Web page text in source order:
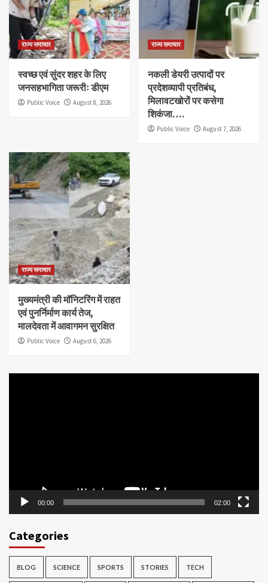
राज्य समाचार
स्वच्छ एवं सुंदर शहर के लिए
जनसहभागिता जरूरीः डीएम
Public Voice August 8, 2026
राज्य समाचार
नकली डेयरी उत्पादों पर
प्रदेशव्यापी प्रतिबंध,
मिलावटखोरों पर कसेगा
शिकंजा….
Public Voice August 7, 2026
राज्य समाचार
मुख्यमंत्री की मॉनिटरिंग में राहत
एवं पुनर्निर्माण कार्य तेज,
मालदेवता में आवागमन सुरक्षित
Public Voice August 6, 2026
00:00 02:00
Categories
BLOG SCIENCE SPORTS STORIES TECH